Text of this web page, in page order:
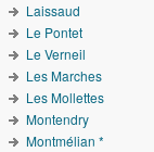
Laissaud
Le Pontet
Le Verneil
Les Marches
Les Mollettes
Montendry
Montmélian *